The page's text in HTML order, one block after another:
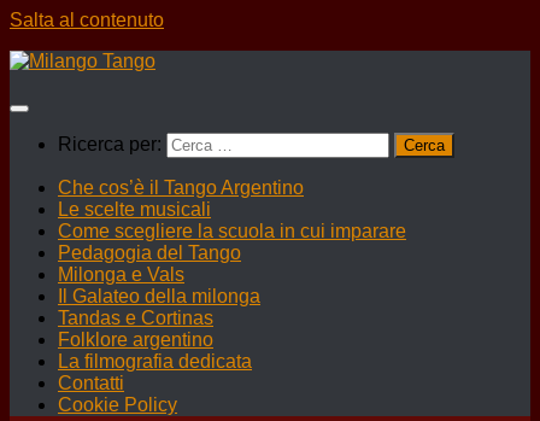
Salta al contenuto
Ricerca per:
Che cos’è il Tango Argentino
Le scelte musicali
Come scegliere la scuola in cui imparare
Pedagogia del Tango
Milonga e Vals
Il Galateo della milonga
Tandas e Cortinas
Folklore argentino
La filmografia dedicata
Contatti
Cookie Policy